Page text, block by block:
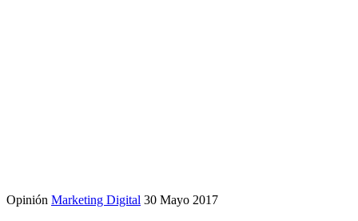
Opinión Marketing Digital 30 Mayo 2017